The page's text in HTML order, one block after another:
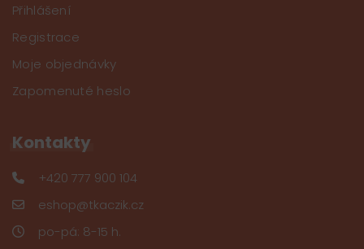
Přihlášení
Registrace
Moje objednávky
Zapomenuté heslo
Kontakty
+420 777 900 104
eshop@tkaczik.cz
po-pá: 8-15 h.